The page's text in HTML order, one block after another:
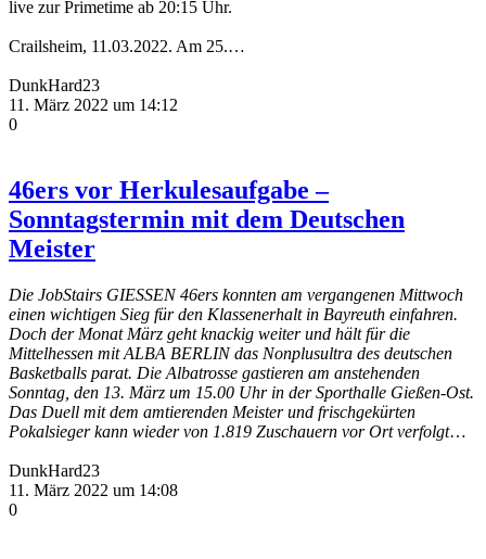
live zur Primetime ab 20:15 Uhr.
Crailsheim, 11.03.2022. Am 25.…
DunkHard23
11. März 2022 um 14:12
0
46ers vor Herkulesaufgabe –
Sonntagstermin mit dem Deutschen
Meister
Die JobStairs GIESSEN 46ers konnten am vergangenen Mittwoch
einen wichtigen Sieg für den Klassenerhalt in Bayreuth einfahren.
Doch der Monat März geht knackig weiter und hält für die
Mittelhessen mit ALBA BERLIN das Nonplusultra des deutschen
Basketballs parat. Die Albatrosse gastieren am anstehenden
Sonntag, den 13. März um 15.00 Uhr in der Sporthalle Gießen-Ost.
Das Duell mit dem amtierenden Meister und frischgekürten
Pokalsieger kann wieder von 1.819 Zuschauern vor Ort verfolgt…
DunkHard23
11. März 2022 um 14:08
0